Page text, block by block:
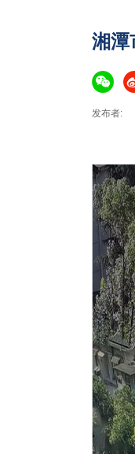
湘潭
发布者: